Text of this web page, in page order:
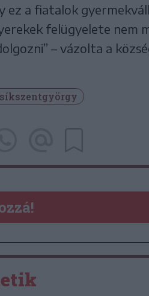
ez a fiatalok
felügyelete nem
– vázolta a